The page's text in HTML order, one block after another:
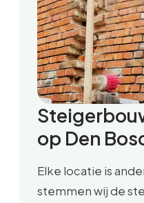
op Den
Elke locatie is
stemmen wij de